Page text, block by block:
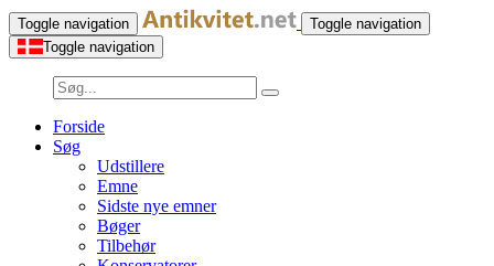
Toggle navigation
Toggle navigation
Toggle navigation
Forside
Søg
Udstillere
Emne
Sidste nye emner
Bøger
Tilbehør